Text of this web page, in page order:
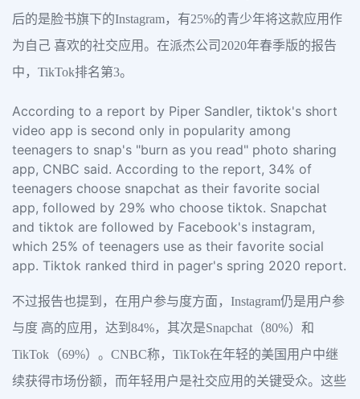
后的是脸书旗下的Instagram，有25%的青少年将这款应用作
为自己 喜欢的社交应用。在派杰公司2020年春季版的报告
中，TikTok排名第3。
According to a report by Piper Sandler, tiktok's short
video app is second only in popularity among
teenagers to snap's "burn as you read" photo sharing
app, CNBC said. According to the report, 34% of
teenagers choose snapchat as their favorite social
app, followed by 29% who choose tiktok. Snapchat
and tiktok are followed by Facebook's instagram,
which 25% of teenagers use as their favorite social
app. Tiktok ranked third in pager's spring 2020 report.
不过报告也提到，在用户参与度方面，Instagram仍是用户参
与度 高的应用，达到84%，其次是Snapchat（80%）和
TikTok（69%）。CNBC称，TikTok在年轻的美国用户中继
续获得市场份额，而年轻用户是社交应用的关键受众。这些